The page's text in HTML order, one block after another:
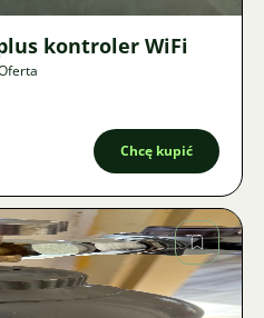
kontroler WiFi
Chcę kupić